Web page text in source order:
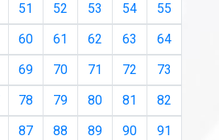
51 52 53 54
55
60 61 62 63
64
69 70 71 72
73
78 79 80 81
82
87 88 89 90
91